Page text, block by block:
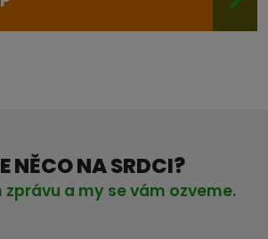
NĚCO NA SRDCI?
zprávu a my se vám ozveme.